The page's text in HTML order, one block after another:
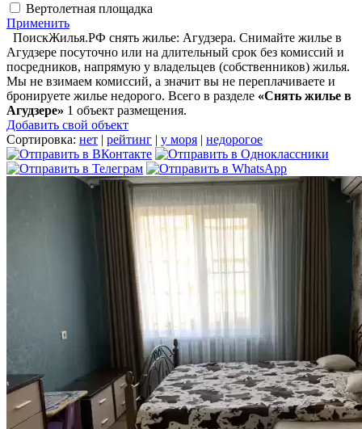
Вертолетная площадка
Применить
ПоискЖилья.РФ снять жилье: Агудзера. Снимайте жилье в
Агудзере посуточно или на длительный срок без комиссий и
посредников, напрямую у владельцев (собственников) жилья.
Мы не взимаем комиссий, а значит вы не переплачиваете и
бронируете жилье недорого. Всего в разделе «Снять жилье в
Агудзере» 1 объект размещения.
Добавить свой объект
Сортировка: нет | рейтинг | у моря | недорогое